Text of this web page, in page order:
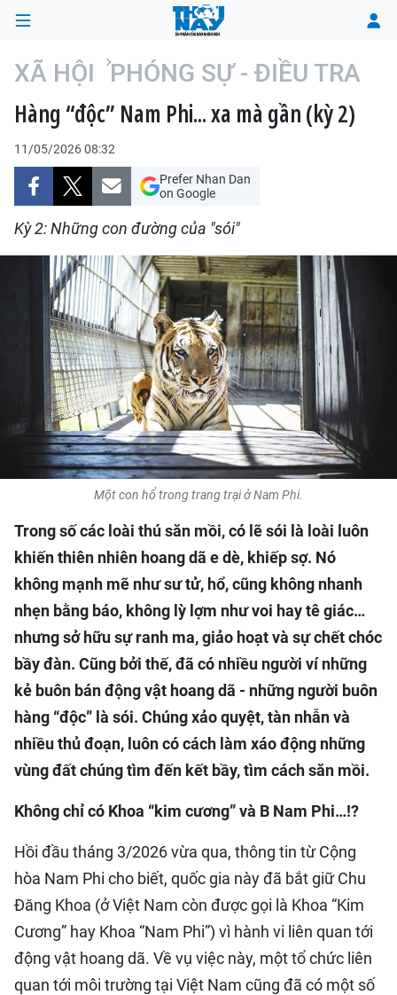
TRANG CHỦ
THỜI SỰ
CHÍNH TRỊ
KINH TẾ
ĐÔ THỊ
VĂN HÓA - VĂN NGHỆ
QUỐC TẾ
THỂ THAO
HỒ SƠ - TƯ LIỆU
NHÂN DÂN ĐIỆN TỬ
NHÂN DÂN HẰNG THÁNG
NHÂN DÂN CUỐI TUẦN
XÃ HỘI PHÓNG SỰ - ĐIỀU TRA
Hàng “độc” Nam Phi... xa mà gần (kỳ 2)
11/05/2026 08:32
Prefer Nhan Dan
on Google
Kỳ 2: Những con đường của "sói"
Một con hổ trong trang trại ở Nam Phi.
Trong số các loài thú săn mồi, có lẽ sói là loài luôn
khiến thiên nhiên hoang dã e dè, khiếp sợ. Nó
không mạnh mẽ như sư tử, hổ, cũng không nhanh
nhẹn bằng báo, không lỳ lợm như voi hay tê giác…
nhưng sở hữu sự ranh ma, giảo hoạt và sự chết chóc
bầy đàn. Cũng bởi thế, đã có nhiều người ví những
kẻ buôn bán động vật hoang dã - những người buôn
hàng “độc” là sói. Chúng xảo quyệt, tàn nhẫn và
nhiều thủ đoạn, luôn có cách làm xáo động những
vùng đất chúng tìm đến kết bầy, tìm cách săn mồi.
Không chỉ có Khoa “kim cương” và B Nam Phi…!?
Hồi đầu tháng 3/2026 vừa qua, thông tin từ Cộng
hòa Nam Phi cho biết, quốc gia này đã bắt giữ Chu
Đăng Khoa (ở Việt Nam còn được gọi là Khoa “Kim
Cương” hay Khoa “Nam Phi”) vì hành vi liên quan tới
động vật hoang dã. Về vụ việc này, một tổ chức liên
quan tới môi trường tại Việt Nam cũng đã có một số